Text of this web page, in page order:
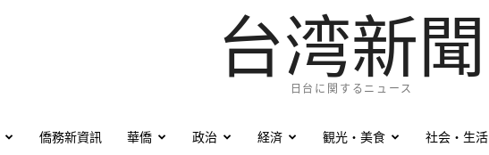
台湾新聞
日台に関するニュース
僑務新資訊 華僑 政治 経済 観光・美食 社会・生活